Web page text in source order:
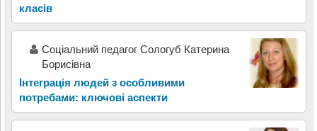
класів
Соціальний педагог Сологуб Катерина
Борисівна
Інтеграція людей з особливими
потребами: ключові аспекти